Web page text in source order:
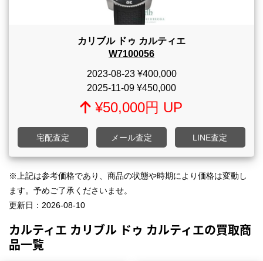
カリブル ドゥ カルティエ
W7100056
2023-08-23¥400,000
2025-11-09 ¥450,000
¥50,000円 UP
宅配査定 メール査定 LINE査定
※上記は参考価格であり、商品の状態や時期により価格は変動し
ます。予めご了承くださいませ。
更新日： 2026-08-10
カルティエ カリブル ドゥ カルティエの買取商
品一覧